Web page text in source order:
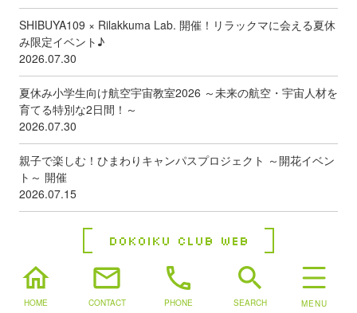
SHIBUYA109 × Rilakkuma Lab. 開催！リラックマに会える夏休
み限定イベント♪
2026.07.30
夏休み小学生向け航空宇宙教室2026 ～未来の航空・宇宙人材を
育てる特別な2日間！～
2026.07.30
親子で楽しむ！ひまわりキャンパスプロジェクト ～開花イベン
ト～ 開催
2026.07.15
Dokoiku Club Web
home
HOME
mail
CONTACT
phone
PHONE
search
SEARCH